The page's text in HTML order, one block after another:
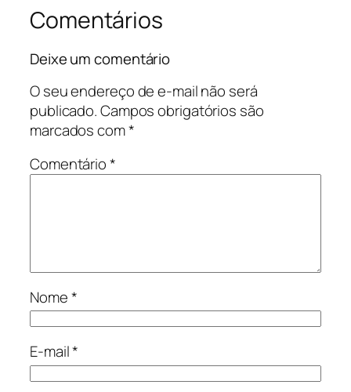
Comentários
Deixe um comentário
O seu endereço de e-mail não será
publicado.Campos obrigatórios são
marcados com*
Comentário*
Nome*
E-mail*